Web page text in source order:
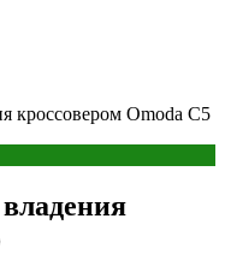
кроссовером Omoda C5